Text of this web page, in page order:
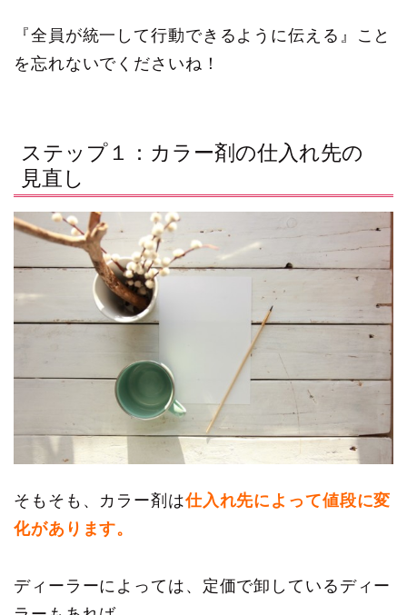
『全員が統一して行動できるように伝える』こと
を忘れないでくださいね！
ステップ１：カラー剤の仕入れ先の
見直し
そもそも、カラー剤は仕入れ先によって値段に変
化があります。
ディーラーによっては、定価で卸しているディー